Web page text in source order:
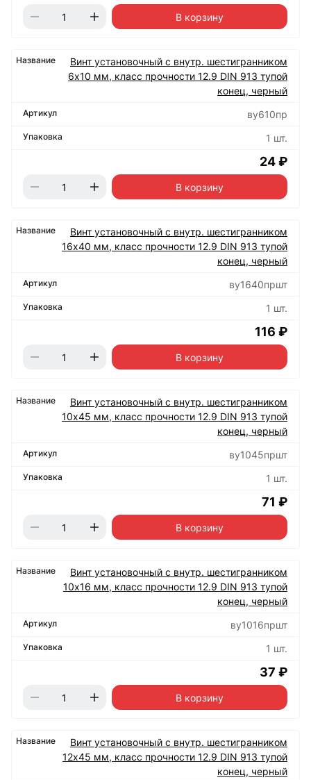
В корзину
Винт установочный с внутр. шестигранником
6х10 мм, класс прочности 12.9 DIN 913 тупой
конец, черный
ву610пр
1 шт.
24 ₽
В корзину
Винт установочный с внутр. шестигранником
16х40 мм, класс прочности 12.9 DIN 913 тупой
конец, черный
ву1640пршт
1 шт.
116 ₽
В корзину
Винт установочный с внутр. шестигранником
10х45 мм, класс прочности 12.9 DIN 913 тупой
конец, черный
ву1045пршт
1 шт.
71 ₽
В корзину
Винт установочный с внутр. шестигранником
10х16 мм, класс прочности 12.9 DIN 913 тупой
конец, черный
ву1016пршт
1 шт.
37 ₽
В корзину
Винт установочный с внутр. шестигранником
12х45 мм, класс прочности 12.9 DIN 913 тупой
конец, черный